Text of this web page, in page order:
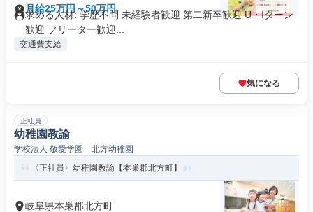
月給25万円～50万円
求める人材: 学歴不問 未経験者歓迎 第二新卒歓迎 U・Iターン
歓迎 フリーター歓迎...
交通費支給
気になる
正社員
幼稚園教諭
学校法人 敬愛学園 北方幼稚園
〈正社員〉幼稚園教諭【本巣郡北方町】
岐阜県本巣郡北方町